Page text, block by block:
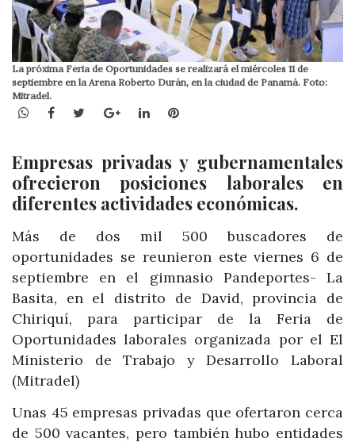
La próxima Feria de Oportunidades se realizará el miércoles 11 de
septiembre en la Arena Roberto Durán, en la ciudad de Panamá. Foto:
Mitradel.
WhatsApp
Facebook
TwitterGoogle+LinkedInPinterest
Empresas privadas y gubernamentales
ofrecieron posiciones laborales en
diferentes actividades económicas.
Más de dos mil 500 buscadores de
oportunidades se reunieron este viernes 6 de
septiembre en el gimnasio Pandeportes- La
Basita, en el distrito de David, provincia de
Chiriquí, para participar de la Feria de
Oportunidades laborales organizada por el El
Ministerio de Trabajo y Desarrollo Laboral
(Mitradel)
Unas 45 empresas privadas que ofertaron cerca
de 500 vacantes, pero también hubo entidades